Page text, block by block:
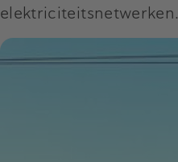
elektriciteitsnetwerken.